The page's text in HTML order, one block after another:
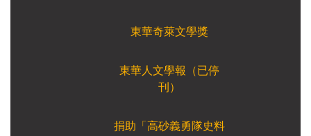
東華奇萊文學獎
東華人文學報（已停
刊）
捐助「高砂義勇隊史料